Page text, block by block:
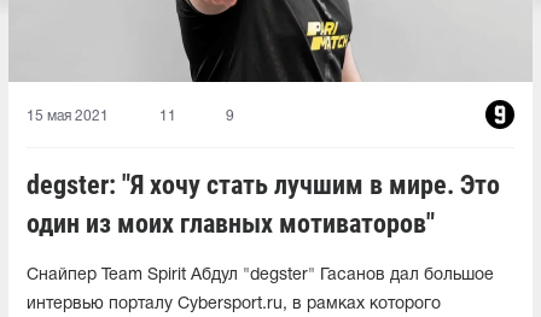
15 мая 2021 11 9
degster: "Я хочу стать лучшим в мире. Это
один из моих главных мотиваторов"
Снайпер Team Spirit Абдул "degster" Гасанов дал большое
интервью порталу Cybersport.ru, в рамках которого